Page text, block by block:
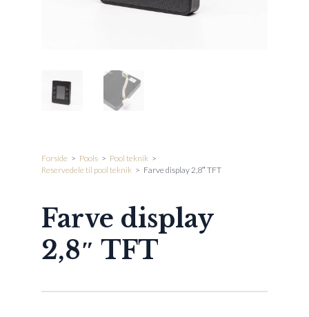
Forside > Pools > Pool teknik >
Reservedele til pool teknik > Farve display 2,8″ TFT
Farve display
2,8″ TFT